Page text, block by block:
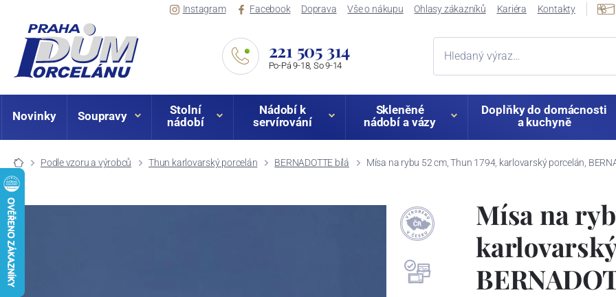
Instagram Facebook Doprava Vše o nákupu Ohlasy zákazníků Kariéra Kontakty
221 505 314
Po-Pá 9-18, So 9-14
Novinky Soupravy
Stolní
nádobí
Nádobí k
servírování
Skleněné
nádobí a vázy
Doplňky do domácnosti
a kuchyně
Podle vzoru a výrobců Thun karlovarský porcelán BERNADOTTE bílá Mísa na rybu 52 cm, Thun 1794, karlovarský porcelán,
Mísa na